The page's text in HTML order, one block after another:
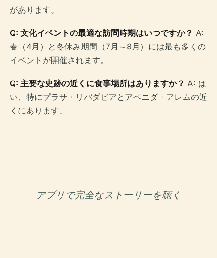
があります。
Q: 文化イベントの最適な訪問時期はいつですか？ A:
春（4月）と冬休み期間（7月～8月）には最も多くの
イベントが開催されます。
Q: 主要な史跡の近くに食事場所はありますか？ A: は
い、特にプラサ・リバダビアとアベニダ・アレムの近
くにあります。
アプリで完全なストーリーを聴く